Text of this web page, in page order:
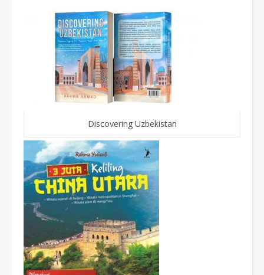
Discovering Uzbekistan